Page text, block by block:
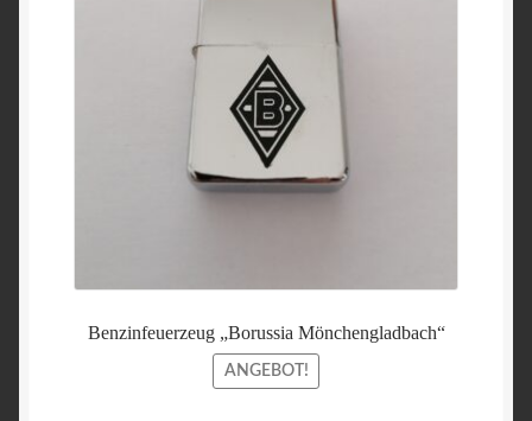
Benzinfeuerzeug „Borussia Mönchengladbach“
ANGEBOT!